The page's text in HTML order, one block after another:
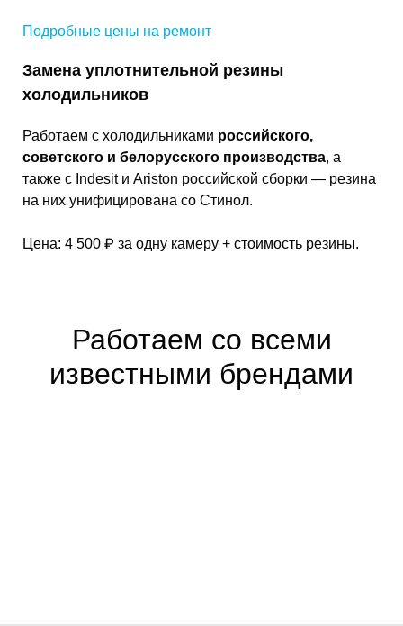
Подробные цены на ремонт
Замена уплотнительной резины
холодильников
Работаем с холодильниками российского,
советского и белорусского производства, а
также с Indesit и Ariston российской сборки — резина
на них унифицирована со Стинол.
Цена: 4 500 ₽ за одну камеру + стоимость резины.
Работаем со всеми
известными брендами